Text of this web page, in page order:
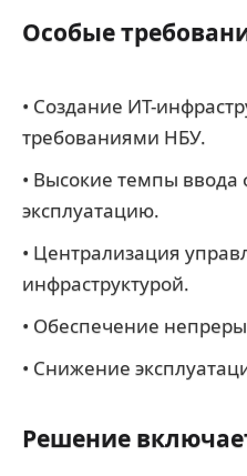
Особые
• Создание ИТ-
требованиями НБУ.
• Высокие темпы ввода
эксплуатацию.
• Централизация
инфраструктурой.
• Обеспечение
• Снижение
Решение